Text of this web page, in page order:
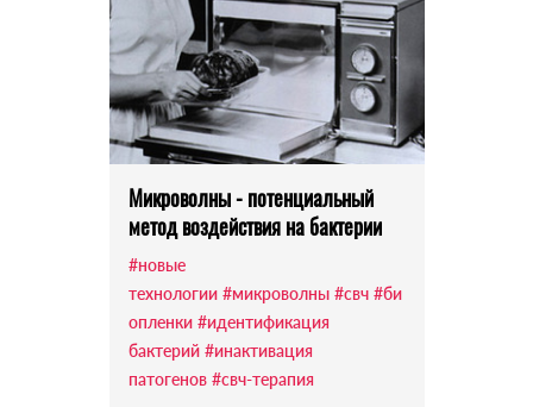
Микроволны - потенциальный
метод воздействия на бактерии
#новые
технологии #микроволны #свч #би
опленки #идентификация
бактерий #инактивация
патогенов #свч-терапия